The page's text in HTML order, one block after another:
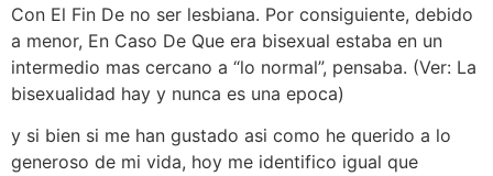
Con El Fin De no ser lesbiana. Por consiguiente, debido
a menor, En Caso De Que era bisexual estaba en un
intermedio mas cercano a “lo normal”, pensaba. (Ver: La
bisexualidad hay y nunca es una epoca)
y si bien si me han gustado asi­ como he querido a lo
generoso de mi vida, hoy me identifico igual que